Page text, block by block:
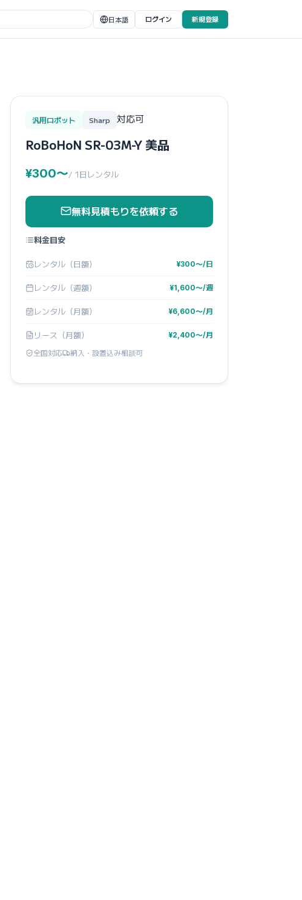
日本語 ログイン 新規登録
汎用ロボット Sharp 対応可
RoBoHoN SR-03M-Y 美品
¥300〜/ 1日レンタル
無料見積もりを依頼する
料金目安
レンタル（日額） ¥300〜/日
レンタル（週額） ¥1,600〜/週
レンタル（月額） ¥6,600〜/月
リース（月額） ¥2,400〜/月
全国対応 納入・設置込み相談可